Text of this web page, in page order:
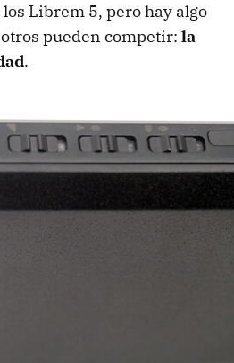
Librem 5, pero hay algo
pueden competir: la
.